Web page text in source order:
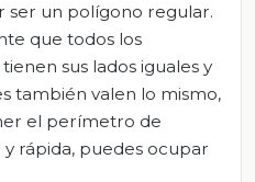
ser un polígono regular.
que todos los
sus lados iguales y
también valen lo mismo,
el perímetro de
rápida, puedes ocupar